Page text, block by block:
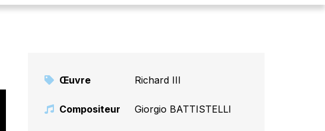
Œuvre Richard III
Compositeur Giorgio BATTISTELLI